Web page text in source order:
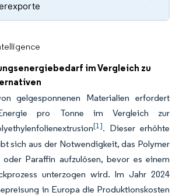
im Vergleich zu
gelgesponnenen Materialien erfordert
pro Tonne im Vergleich zur
[1]. Dieser erhöhte
sich aus der Notwendigkeit, das Polymer
Paraffin aufzulösen, bevor es einem
unterzogen wird. Im Jahr 2024
in Europa die Produktionskosten